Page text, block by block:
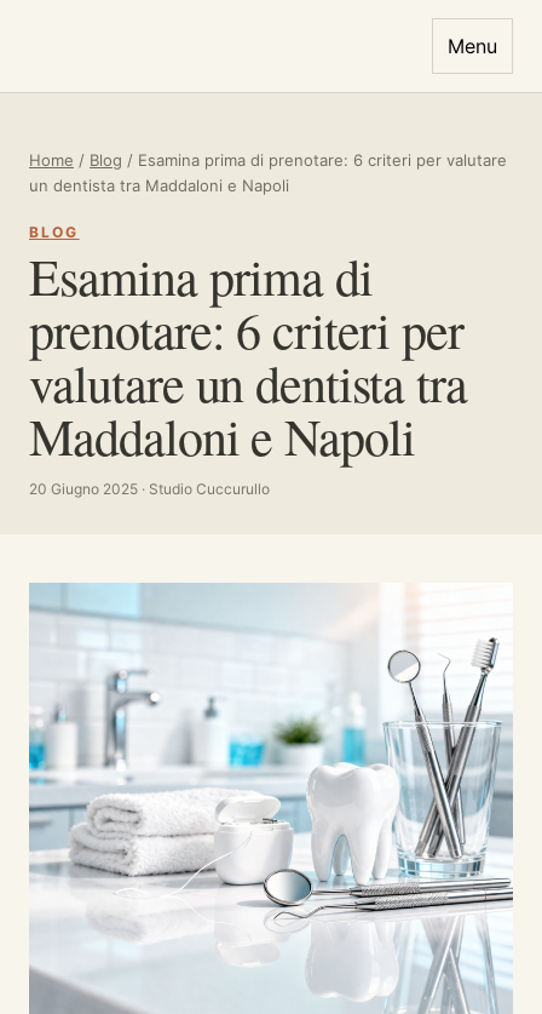
Menu
Home / Blog / Esamina prima di prenotare: 6 criteri per valutare
un dentista tra Maddaloni e Napoli
BLOG
Esamina prima di
prenotare: 6 criteri per
valutare un dentista tra
Maddaloni e Napoli
20 Giugno 2025 · Studio Cuccurullo